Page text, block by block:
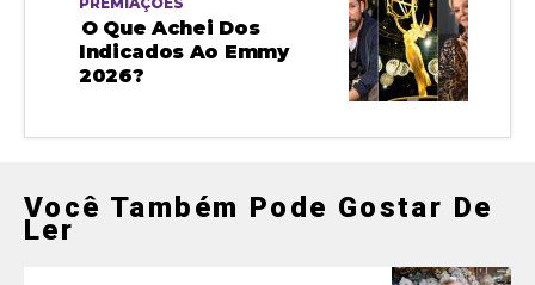
O Que Achei Dos
Indicados Ao Emmy
2026?
Você Também Pode Gostar De
Ler